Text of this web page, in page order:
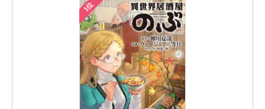
1位